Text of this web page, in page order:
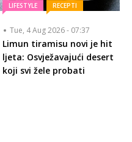
LIFESTYLE RECEPTI
Tue, 4 Aug 2026 - 07:37
Limun tiramisu novi je hit
ljeta: Osvježavajući desert
koji svi žele probati